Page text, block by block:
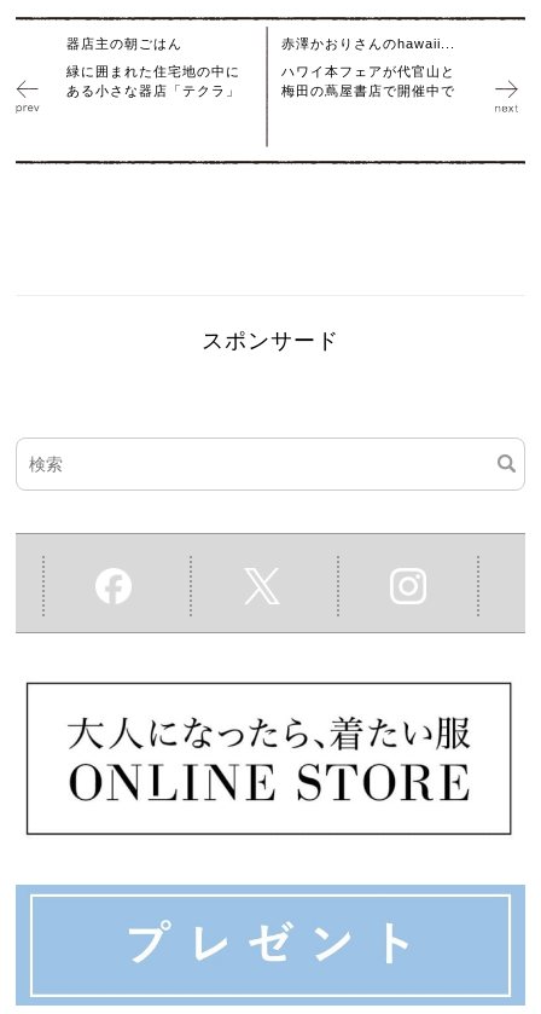
器店主の朝ごはん
緑に囲まれた住宅地の中に
ある小さな器店「テクラ」
赤澤かおりさんのhawaii...
ハワイ本フェアが代官山と
梅田の蔦屋書店で開催中で
スポンサード